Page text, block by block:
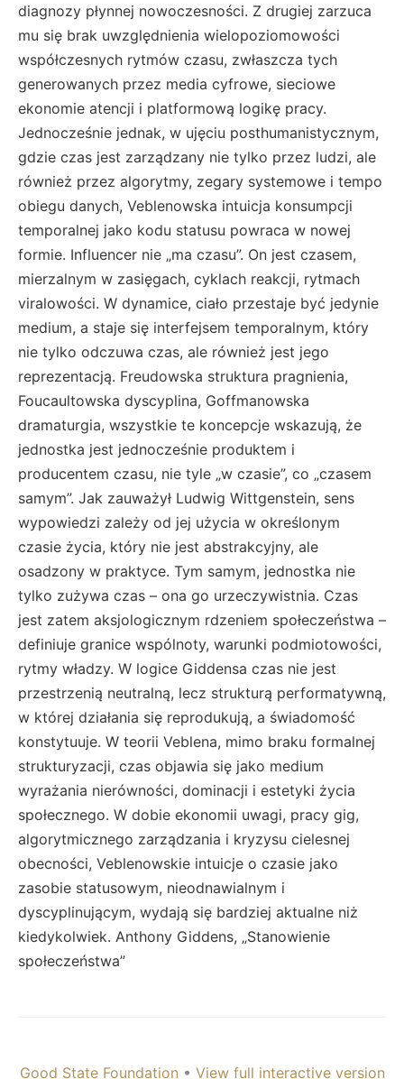
diagnozy płynnej nowoczesności. Z drugiej zarzuca
mu się brak uwzględnienia wielopoziomowości
współczesnych rytmów czasu, zwłaszcza tych
generowanych przez media cyfrowe, sieciowe
ekonomie atencji i platformową logikę pracy.
Jednocześnie jednak, w ujęciu posthumanistycznym,
gdzie czas jest zarządzany nie tylko przez ludzi, ale
również przez algorytmy, zegary systemowe i tempo
obiegu danych, Veblenowska intuicja konsumpcji
temporalnej jako kodu statusu powraca w nowej
formie. Influencer nie „ma czasu”. On jest czasem,
mierzalnym w zasięgach, cyklach reakcji, rytmach
viralowości. W dynamice, ciało przestaje być jedynie
medium, a staje się interfejsem temporalnym, który
nie tylko odczuwa czas, ale również jest jego
reprezentacją. Freudowska struktura pragnienia,
Foucaultowska dyscyplina, Goffmanowska
dramaturgia, wszystkie te koncepcje wskazują, że
jednostka jest jednocześnie produktem i
producentem czasu, nie tyle „w czasie”, co „czasem
samym”. Jak zauważył Ludwig Wittgenstein, sens
wypowiedzi zależy od jej użycia w określonym
czasie życia, który nie jest abstrakcyjny, ale
osadzony w praktyce. Tym samym, jednostka nie
tylko zużywa czas – ona go urzeczywistnia. Czas
jest zatem aksjologicznym rdzeniem społeczeństwa –
definiuje granice wspólnoty, warunki podmiotowości,
rytmy władzy. W logice Giddensa czas nie jest
przestrzenią neutralną, lecz strukturą performatywną,
w której działania się reprodukują, a świadomość
konstytuuje. W teorii Veblena, mimo braku formalnej
strukturyzacji, czas objawia się jako medium
wyrażania nierówności, dominacji i estetyki życia
społecznego. W dobie ekonomii uwagi, pracy gig,
algorytmicznego zarządzania i kryzysu cielesnej
obecności, Veblenowskie intuicje o czasie jako
zasobie statusowym, nieodnawialnym i
dyscyplinującym, wydają się bardziej aktualne niż
kiedykolwiek. Anthony Giddens, „Stanowienie
społeczeństwa”
Good State Foundation • View full interactive version